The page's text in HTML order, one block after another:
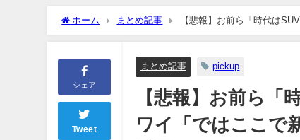
ホーム まとめ記事
【悲報】お前ら「時代は
ｗ」→結果
シェア
Tweet
まとめ記事 pickup
【悲報】お前ら「
ワイ「ではここで